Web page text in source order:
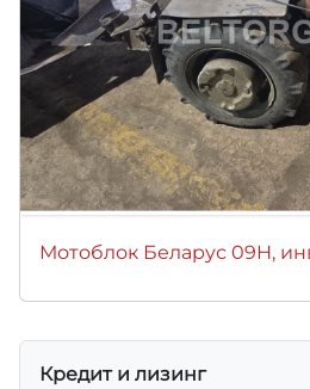
Мотоблок Беларус 09Н,
Кредит и лизинг